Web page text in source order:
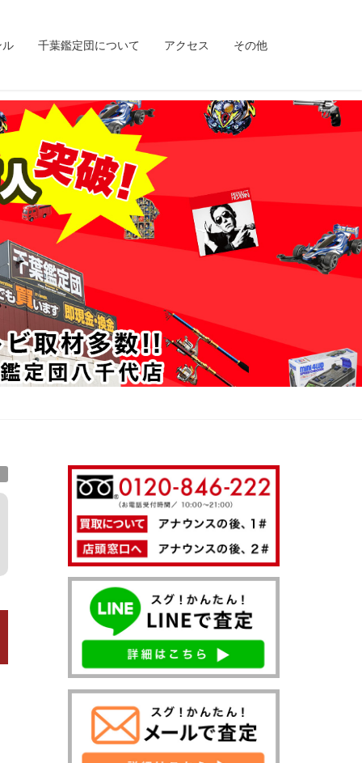
ル 千葉鑑定団について アクセス その他